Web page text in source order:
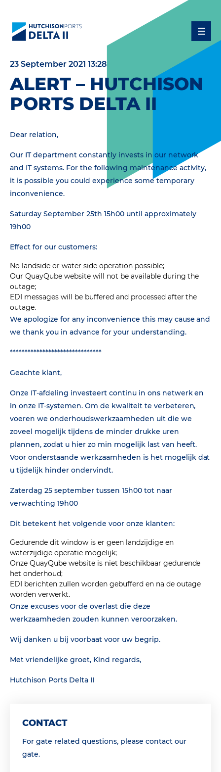
23 September 2021 13:28
ALERT – HUTCHISON
PORTS DELTA II
Dear relation,
Our IT department constantly invests in our network
and IT systems. For the following maintenance activity,
it is possible you could experience some temporary
inconvenience.
Saturday September 25th 15h00 until approximately
19h00
Effect for our customers:
No landside or water side operation possible;
Our QuayQube website will not be available during the
outage;
EDI messages will be buffered and processed after the
outage.
We apologize for any inconvenience this may cause and
we thank you in advance for your understanding.
*******************************
Geachte klant,
Onze IT-afdeling investeert continu in ons netwerk en
in onze IT-systemen. Om de kwaliteit te verbeteren,
voeren we onderhoudswerkzaamheden uit die we
zoveel mogelijk tijdens de minder drukke uren
plannen, zodat u hier zo min mogelijk last van heeft.
Voor onderstaande werkzaamheden is het mogelijk dat
u tijdelijk hinder ondervindt.
Zaterdag 25 september tussen 15h00 tot naar
verwachting 19h00
Dit betekent het volgende voor onze klanten:
Gedurende dit window is er geen landzijdige en
waterzijdige operatie mogelijk;
Onze QuayQube website is niet beschikbaar gedurende
het onderhoud;
EDI berichten zullen worden gebufferd en na de outage
worden verwerkt.
Onze excuses voor de overlast die deze
werkzaamheden zouden kunnen veroorzaken.
Wij danken u bij voorbaat voor uw begrip.
Met vriendelijke groet, Kind regards,
Hutchison Ports Delta II
CONTACT
For gate related questions, please contact our
gate.